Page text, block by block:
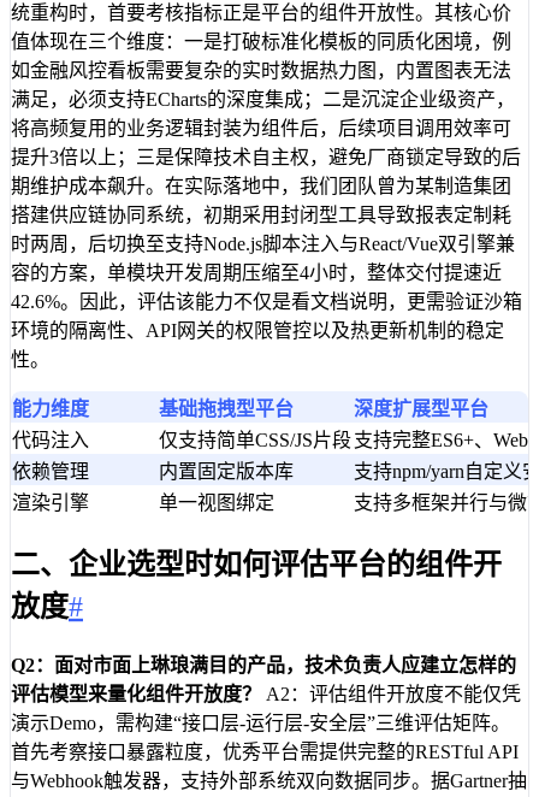
统重构时，首要考核指标正是平台的组件开放性。其核心价
值体现在三个维度：一是打破标准化模板的同质化困境，例
如金融风控看板需要复杂的实时数据热力图，内置图表无法
满足，必须支持ECharts的深度集成；二是沉淀企业级资产，
将高频复用的业务逻辑封装为组件后，后续项目调用效率可
提升3倍以上；三是保障技术自主权，避免厂商锁定导致的后
期维护成本飙升。在实际落地中，我们团队曾为某制造集团
搭建供应链协同系统，初期采用封闭型工具导致报表定制耗
时两周，后切换至支持Node.js脚本注入与React/Vue双引擎兼
容的方案，单模块开发周期压缩至4小时，整体交付提速近
42.6%。因此，评估该能力不仅是看文档说明，更需验证沙箱
环境的隔离性、API网关的权限管控以及热更新机制的稳定
性。
能力维度 基础拖拽型平台
深度扩展型平台
代码注入
仅支持简单CSS/JS片段支持完整ES6+、
依赖管理
内置固定版本库
支持npm/yarn自定义
渲染引擎
单一视图绑定 支持多框架并行与微
二、企业选型时如何评估平台的组件开
放度#
Q2：面对市面上琳琅满目的产品，技术负责人应建立怎样的
评估模型来量化组件开放度？
A2：评估组件开放度不能仅凭
演示Demo，需构建“接口层-运行层-安全层”三维评估矩阵。
首先考察接口暴露粒度，优秀平台需提供完整的RESTful API
与Webhook触发器，支持外部系统双向数据同步。据Gartner抽